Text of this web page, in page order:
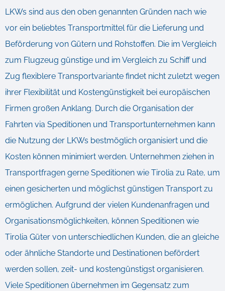
LKWs sind aus den oben genannten Gründen nach wie
vor ein beliebtes Transportmittel für die Lieferung und
Beförderung von Gütern und Rohstoffen. Die im Vergleich
zum Flugzeug günstige und im Vergleich zu Schiff und
Zug flexiblere Transportvariante findet nicht zuletzt wegen
ihrer Flexibilität und Kostengünstigkeit bei europäischen
Firmen großen Anklang. Durch die Organisation der
Fahrten via Speditionen und Transportunternehmen kann
die Nutzung der LKWs bestmöglich organisiert und die
Kosten können minimiert werden. Unternehmen ziehen in
Transportfragen gerne Speditionen wie Tirolia zu Rate, um
einen gesicherten und möglichst günstigen Transport zu
ermöglichen. Aufgrund der vielen Kundenanfragen und
Organisationsmöglichkeiten, können Speditionen wie
Tirolia Güter von unterschiedlichen Kunden, die an gleiche
oder ähnliche Standorte und Destinationen befördert
werden sollen, zeit- und kostengünstigst organisieren.
Viele Speditionen übernehmen im Gegensatz zum